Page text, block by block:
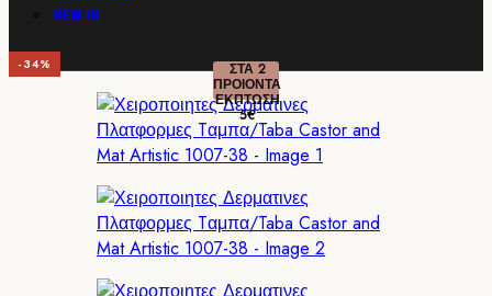
NEW IN
0-34% ΣΤΑ 2
ΠΡΟΙΟΝΤΑ
ΕΚΠΤΩΣΗ
5€